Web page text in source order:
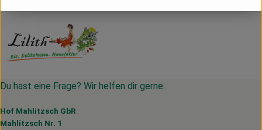
Du hast eine Frage? Wir helfen dir gerne:
Hof Mahlitzsch GbR
Mahlitzsch Nr. 1